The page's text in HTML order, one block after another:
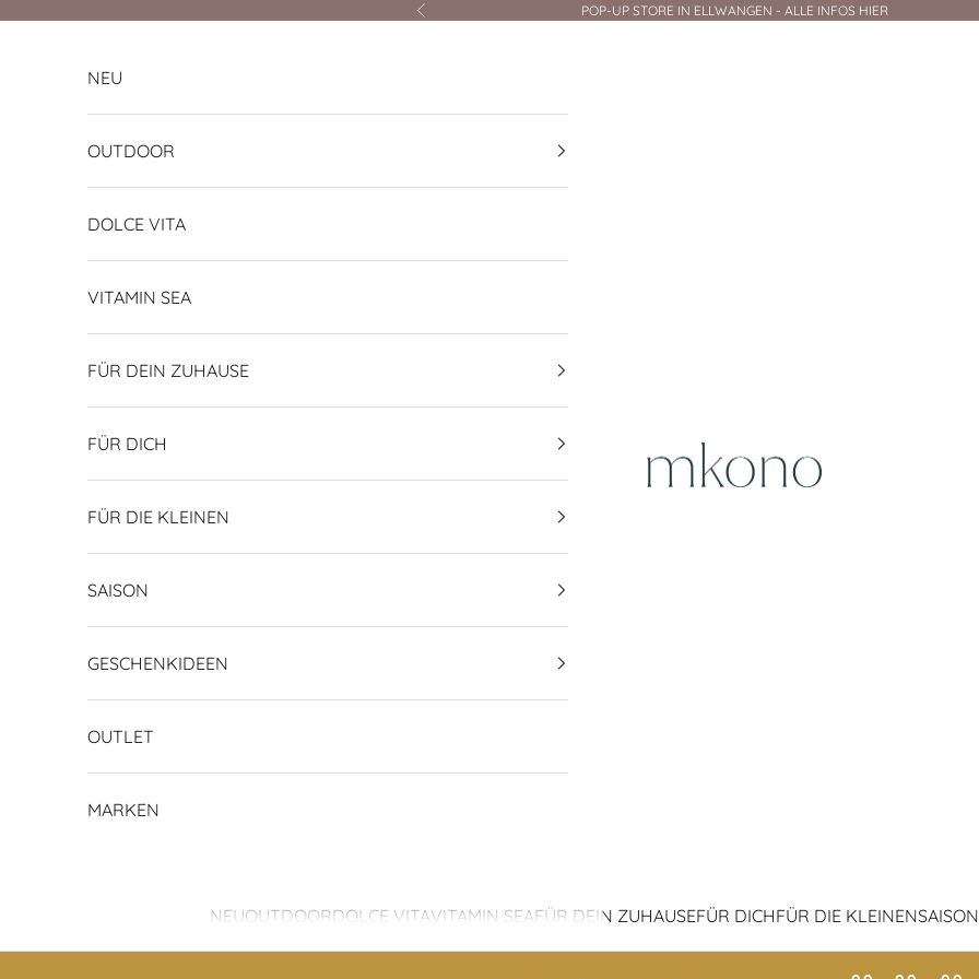
Zurück POP-UP STORE IN ELLWANGEN - ALLE INFOS HIER
mkono
NEUOUTDOORDOLCE VITAVITAMIN SEAFÜR DEIN ZUHAUSEFÜR DICHFÜR DIE KLEINENSAISON
NEU
OUTDOOR
DOLCE VITA
VITAMIN SEA
FÜR DEIN ZUHAUSE
FÜR DICH
FÜR DIE KLEINEN
SAISON
GESCHENKIDEEN
OUTLET
MARKEN